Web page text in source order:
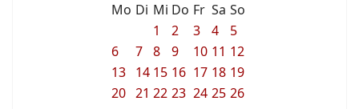
Mo Di Mi Do Fr Sa So
1
2 3 4
5
6
7 8 9 10 11 12
13
14 15 16 17 18 19
20 21 22 23 24 25 26